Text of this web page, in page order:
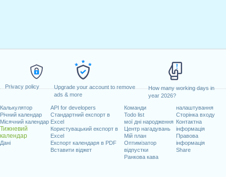
Privacy policy
Upgrade your account to remove
ads & more
How many working days in
year 2026?
Калькулятор
Річний календар
Місячний календар
Тижневий
календар
Дані
API for developers
Стандартний експорт в
Excel
Користувацький експорт в
Excel
Експорт календаря в PDF
Вставити віджет
Команди
Todo list
мої дні народження
Центр нагадувань
Мій план
Оптимізатор
відпустки
Ранкова кава
налаштування
Сторінка входу
Контактна
інформація
Правова
інформація
Share